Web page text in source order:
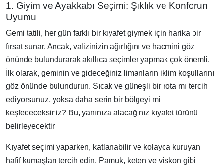
1. Giyim ve Ayakkabı Seçimi: Şıklık ve Konforun
Uyumu
Gemi tatili, her gün farklı bir kıyafet giymek için harika bir
fırsat sunar. Ancak, valizinizin ağırlığını ve hacmini göz
önünde bulundurarak akıllıca seçimler yapmak çok önemli.
İlk olarak, geminin ve gideceğiniz limanların iklim koşullarını
göz önünde bulundurun. Sıcak ve güneşli bir rota mı tercih
ediyorsunuz, yoksa daha serin bir bölgeyi mi
keşfedeceksiniz? Bu, yanınıza alacağınız kıyafet türünü
belirleyecektir.
Kıyafet seçimi yaparken, katlanabilir ve kolayca kuruyan
hafif kumaşları tercih edin. Pamuk, keten ve viskon gibi